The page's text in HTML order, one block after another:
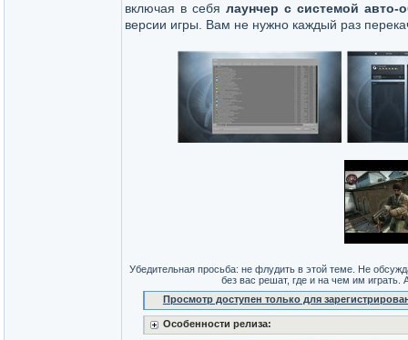
включая в себялаунчер с системой авто-
версии игры. Вам не нужно каждый раз
Убедительная просьба: не флудить в этой теме. Не
без вас решат, где и на чем им играть.
Просмотр доступен только для
Особенности релиза: